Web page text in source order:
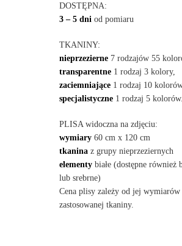
DOSTĘPNA:
3 – 5 dni od pomiaru
TKANINY:
nieprzezierne7 rodzajów 55
transparentne1 rodzaj 3 kolory,
zaciemniające1 rodzaj 10
specjalistyczne1 rodzaj 5 kolorów.
PLISA widoczna na zdjęciu:
wymiary60 cm x 120 cm
tkaninaz grupy nieprzeziernych
elementybiałe (dostępne również
lub srebrne)
Cena plisy zależy od jej wymiarów
zastosowanej tkaniny.